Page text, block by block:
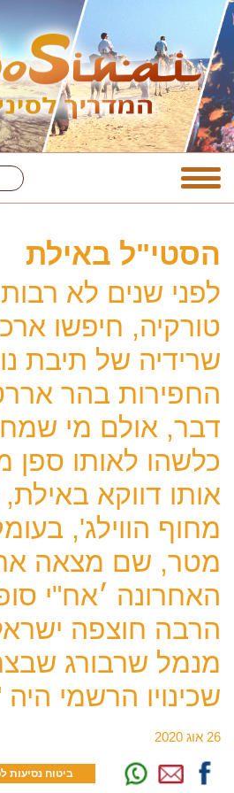
הסטי"ל באילת
לפני שנים לא
טורקיה, חיפשו
שרידיה של תיבת
החפירות בהר
דבר, אולם מי
כלשהו לאותו ספן
מטר, שם מצאה
האחרונה ׳אח"י
הרבה חוצפה
מנמל שרבורג
שכינויו הרשמי
26 אוג 2020
ביטוח נסיעות